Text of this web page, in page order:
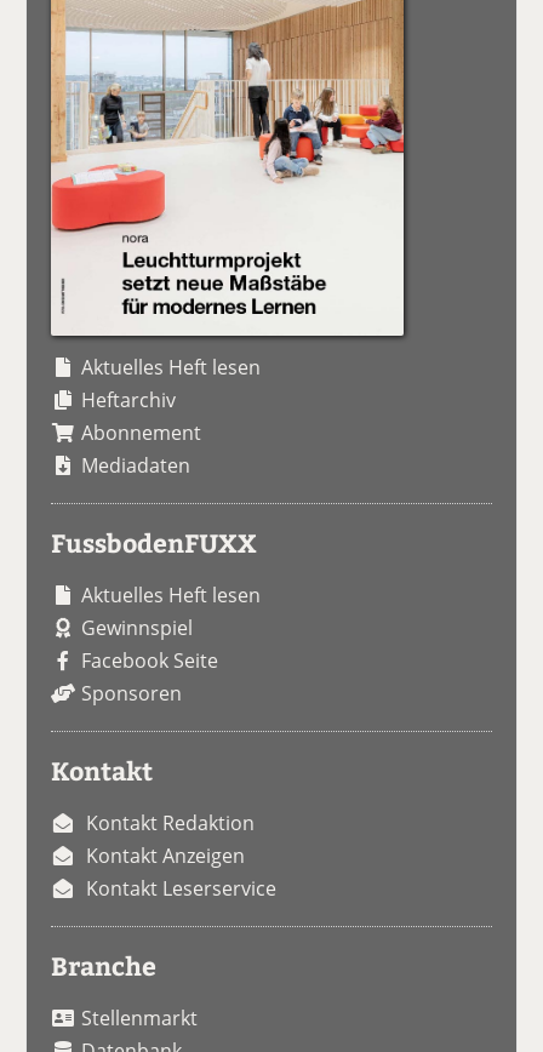
Aktuelles Heft lesen
Heftarchiv
Abonnement
Mediadaten
FussbodenFUXX
Aktuelles Heft lesen
Gewinnspiel
Facebook Seite
Sponsoren
Kontakt
Kontakt Redaktion
Kontakt Anzeigen
Kontakt Leserservice
Branche
Stellenmarkt